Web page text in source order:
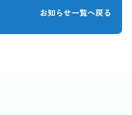
お知らせ一覧へ戻る